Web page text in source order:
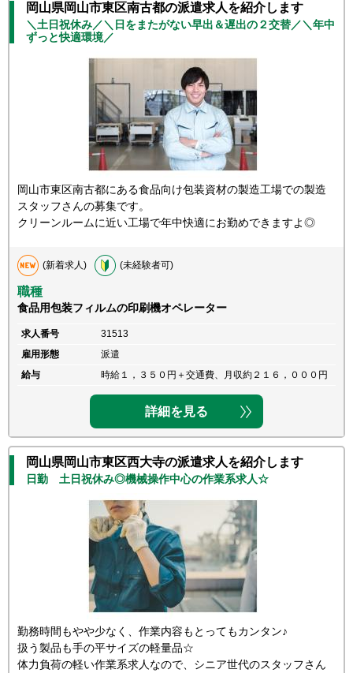
岡山県岡山市東区南古都の派遣求人を紹介します
＼土日祝休み／＼日をまたがない早出＆遅出の２交替／＼年中
ずっと快適環境／
岡山市東区南古都にある食品向け包装資材の製造工場での製造
スタッフさんの募集です。
クリーンルームに近い工場で年中快適にお勤めできますよ◎
(新着求人) (未経験者可)
職種
食品用包装フィルムの印刷機オペレーター
求人番号
31513
雇用形態
派遣
給与
時給１，３５０円＋交通費、月収約２１６，０００円
詳細を見る
岡山県岡山市東区西大寺の派遣求人を紹介します
日勤 土日祝休み◎機械操作中心の作業系求人☆
勤務時間もやや少なく、作業内容もとってもカンタン♪
扱う製品も手の平サイズの軽量品☆
体力負荷の軽い作業系求人なので、シニア世代のスタッフさん